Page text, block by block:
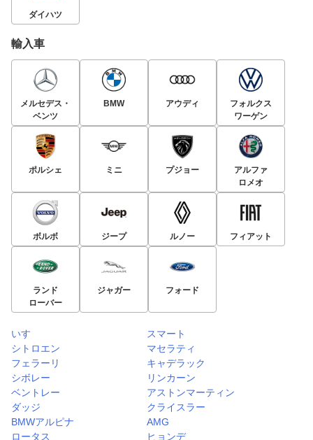
ダイハツ
輸入車
メルセデス・
ベンツ
BMW アウディ
フォルクス
ワーゲン
ポルシェ ミニ プジョー
アルファ
ロメオ
ボルボ ジープ ルノー フィアット
ランド
ローバー
ジャガー フォード
いすゞ
スマート
シトロエン
マセラティ
フェラーリ
キャデラック
シボレー
リンカーン
ベントレー
アストンマーティン
ダッジ
クライスラー
BMWアルピナ
AMG
ロータス
ヒョンデ